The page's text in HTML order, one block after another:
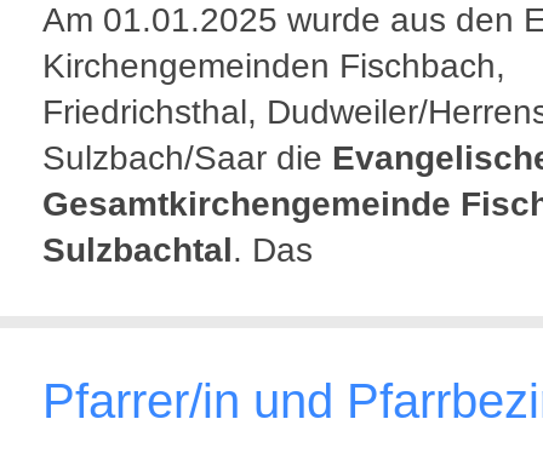
Am 01.01.2025 wurde aus den
Kirchengemeinden Fischbach,
Friedrichsthal, Dudweiler/
Sulzbach/Saar die
Gesamtkirchengemeinde
Sulzbachtal. Das
Pfarrer/in und